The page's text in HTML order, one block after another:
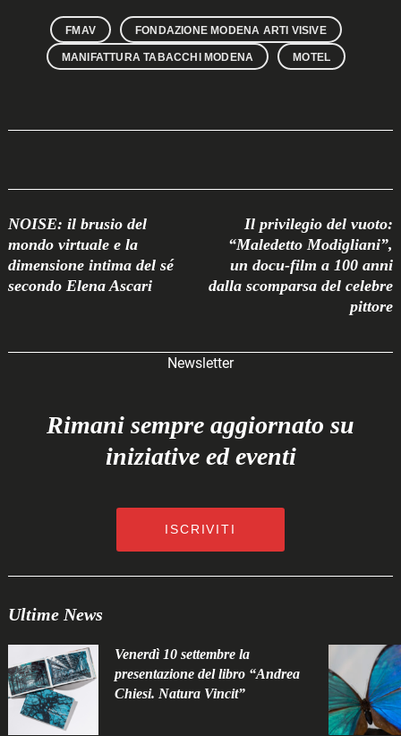
FMAV FONDAZIONE MODENA ARTI VISIVE
MANIFATTURA TABACCHI MODENA MOTEL
Post
Navigation
NOISE: il brusio del
mondo virtuale e la
dimensione intima del sé
secondo Elena Ascari
Il privilegio del vuoto:
“Maledetto Modigliani”,
un docu-film a 100 anni
dalla scomparsa del celebre
pittore
Newsletter
Rimani sempre aggiornato su
iniziative ed eventi
ISCRIVITI
Ultime News
Venerdì 10 settembre la
presentazione del libro “Andrea
Chiesi. Natura Vincit”